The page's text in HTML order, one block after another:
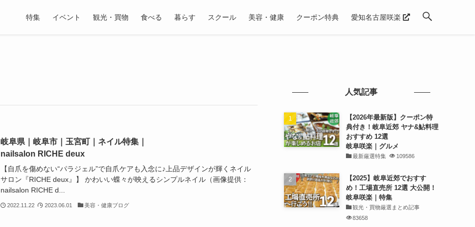
特集 イベント 観光・買物 食べる 暮らす スクール 美容・健康 クーポン特典 愛知名古屋咲楽
岐阜県｜岐阜市｜玉宮町｜ネイル特集｜
nailsalon RICHE deux
【自爪を傷めない“パラジェル”で自爪ケアも入念に♪上品デザインが輝くネイル
サロン『RICHE deux』】 かわいい蝶々が映えるシンプルネイル（画像提供：
nailsalon RICHE d...
2022.11.22 2023.06.01 美容・健康ブログ
人気記事
【2026年最新版】クーポン特
典付き！岐阜近郊 ヤナ&鮎料理
おすすめ 12選
岐阜咲楽｜グルメ
最新厳選特集 109586
【2025】岐阜近郊でおすす
め！工場直売所 12選 大公開！
岐阜咲楽｜特集
観光・買物厳選まとめ記事
83658